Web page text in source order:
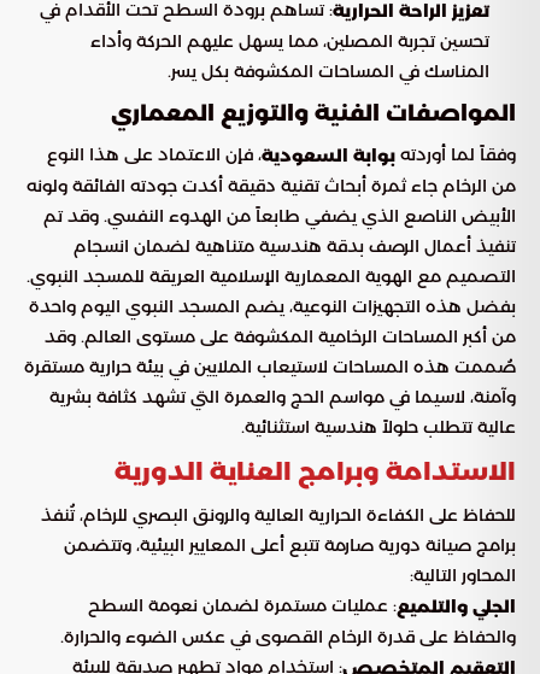
تعزيز الراحة الحرارية: تساهم برودة السطح تحت الأقدام في
تحسين تجربة المصلين، مما يسهل عليهم الحركة وأداء
المناسك في المساحات المكشوفة بكل يسر.
المواصفات الفنية والتوزيع المعماري
وفقاً لما أوردته بوابة السعودية، فإن الاعتماد على هذا النوع
من الرخام جاء ثمرة أبحاث تقنية دقيقة أكدت جودته الفائقة ولونه
الأبيض الناصع الذي يضفي طابعاً من الهدوء النفسي. وقد تم
تنفيذ أعمال الرصف بدقة هندسية متناهية لضمان انسجام
التصميم مع الهوية المعمارية الإسلامية العريقة للمسجد النبوي.
بفضل هذه التجهيزات النوعية، يضم المسجد النبوي اليوم واحدة
من أكبر المساحات الرخامية المكشوفة على مستوى العالم. وقد
صُممت هذه المساحات لاستيعاب الملايين في بيئة حرارية مستقرة
وآمنة، لاسيما في مواسم الحج والعمرة التي تشهد كثافة بشرية
عالية تتطلب حلولاً هندسية استثنائية.
الاستدامة وبرامج العناية الدورية
للحفاظ على الكفاءة الحرارية العالية والرونق البصري للرخام، تُنفذ
برامج صيانة دورية صارمة تتبع أعلى المعايير البيئية، وتتضمن
المحاور التالية:
الجلي والتلميع: عمليات مستمرة لضمان نعومة السطح
والحفاظ على قدرة الرخام القصوى في عكس الضوء والحرارة.
التعقيم المتخصص: استخدام مواد تطهير صديقة للبيئة